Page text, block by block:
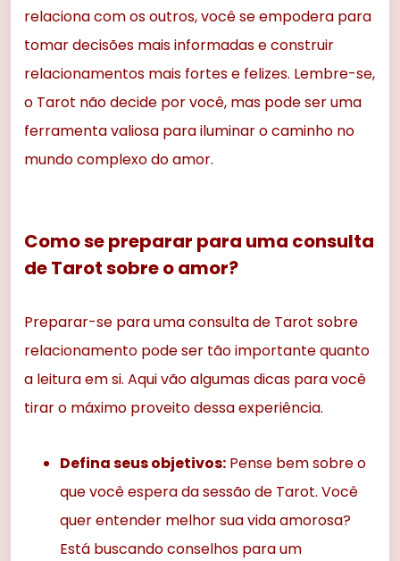
relaciona com os outros, você se empodera para
tomar decisões mais informadas e construir
relacionamentos mais fortes e felizes. Lembre-se,
o Tarot não decide por você, mas pode ser uma
ferramenta valiosa para iluminar o caminho no
mundo complexo do amor.
Como se preparar para uma consulta
de Tarot sobre o amor?
Preparar-se para uma consulta de Tarot sobre
relacionamento pode ser tão importante quanto
a leitura em si. Aqui vão algumas dicas para você
tirar o máximo proveito dessa experiência.
Defina seus objetivos: Pense bem sobre o
que você espera da sessão de Tarot. Você
quer entender melhor sua vida amorosa?
Está buscando conselhos para um